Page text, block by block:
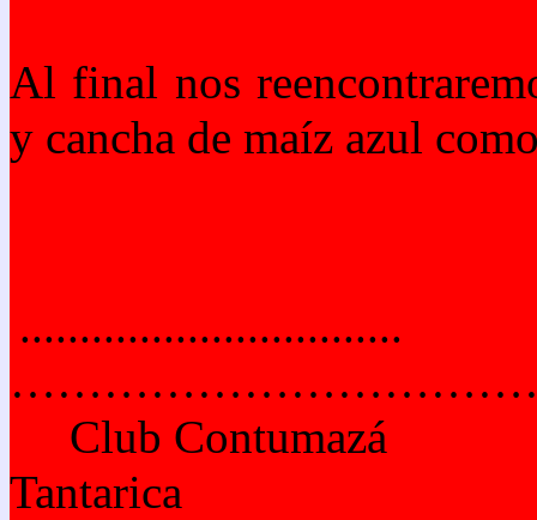
Al final nos
y cancha de maíz azul
Club Contumazá
Tantarica